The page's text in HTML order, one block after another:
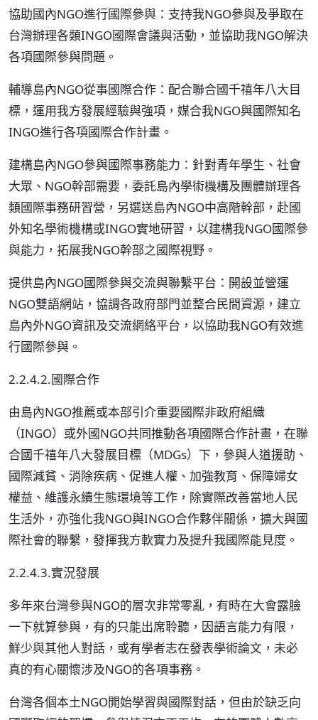
協助國內NGO進行國際參與：支持我NGO參與及爭取在
台灣辦理各類INGO國際會議與活動，並協助我NGO解決
各項國際參與問題。
輔導島內NGO從事國際合作：配合聯合國千禧年八大目
標，運用我方發展經驗與強項，媒合我NGO與國際知名
INGO進行各項國際合作計畫。
建構島內NGO參與國際事務能力：針對青年學生、社會
大眾、NGO幹部需要，委託島內學術機構及團體辦理各
類國際事務研習營，另選送島內NGO中高階幹部，赴國
外知名學術機構或INGO實地研習，以建構我NGO國際參
與能力，拓展我NGO幹部之國際視野。
提供島內NGO國際參與交流與聯繫平台：開設並營運
NGO雙語網站，協調各政府部門並整合民間資源，建立
島內外NGO資訊及交流網絡平台，以協助我NGO有效進
行國際參與。
2.2.4.2.國際合作
由島內NGO推薦或本部引介重要國際非政府組織
（INGO）或外國NGO共同推動各項國際合作計畫，在聯
合國千禧年八大發展目標（MDGs）下，參與人道援助、
國際減貧、消除疾病、促進人權、加強教育、保障婦女
權益、維護永續生態環境等工作，除實際改善當地人民
生活外，亦強化我NGO與INGO合作夥伴關係，擴大與國
際社會的聯繫，發揮我方軟實力及提升我國際能見度。
2.2.4.3.實況發展
多年來台灣參與NGO的層次非常零亂，有時在大會露臉
一下就算參與，有的只能出席聆聽，因語言能力有限，
鮮少與其他人對話，或有學者志在發表學術論文，未必
真的有心關懷涉及NGO的各項事務。
台灣各個本土NGO開始學習與國際對話，但由於缺乏向